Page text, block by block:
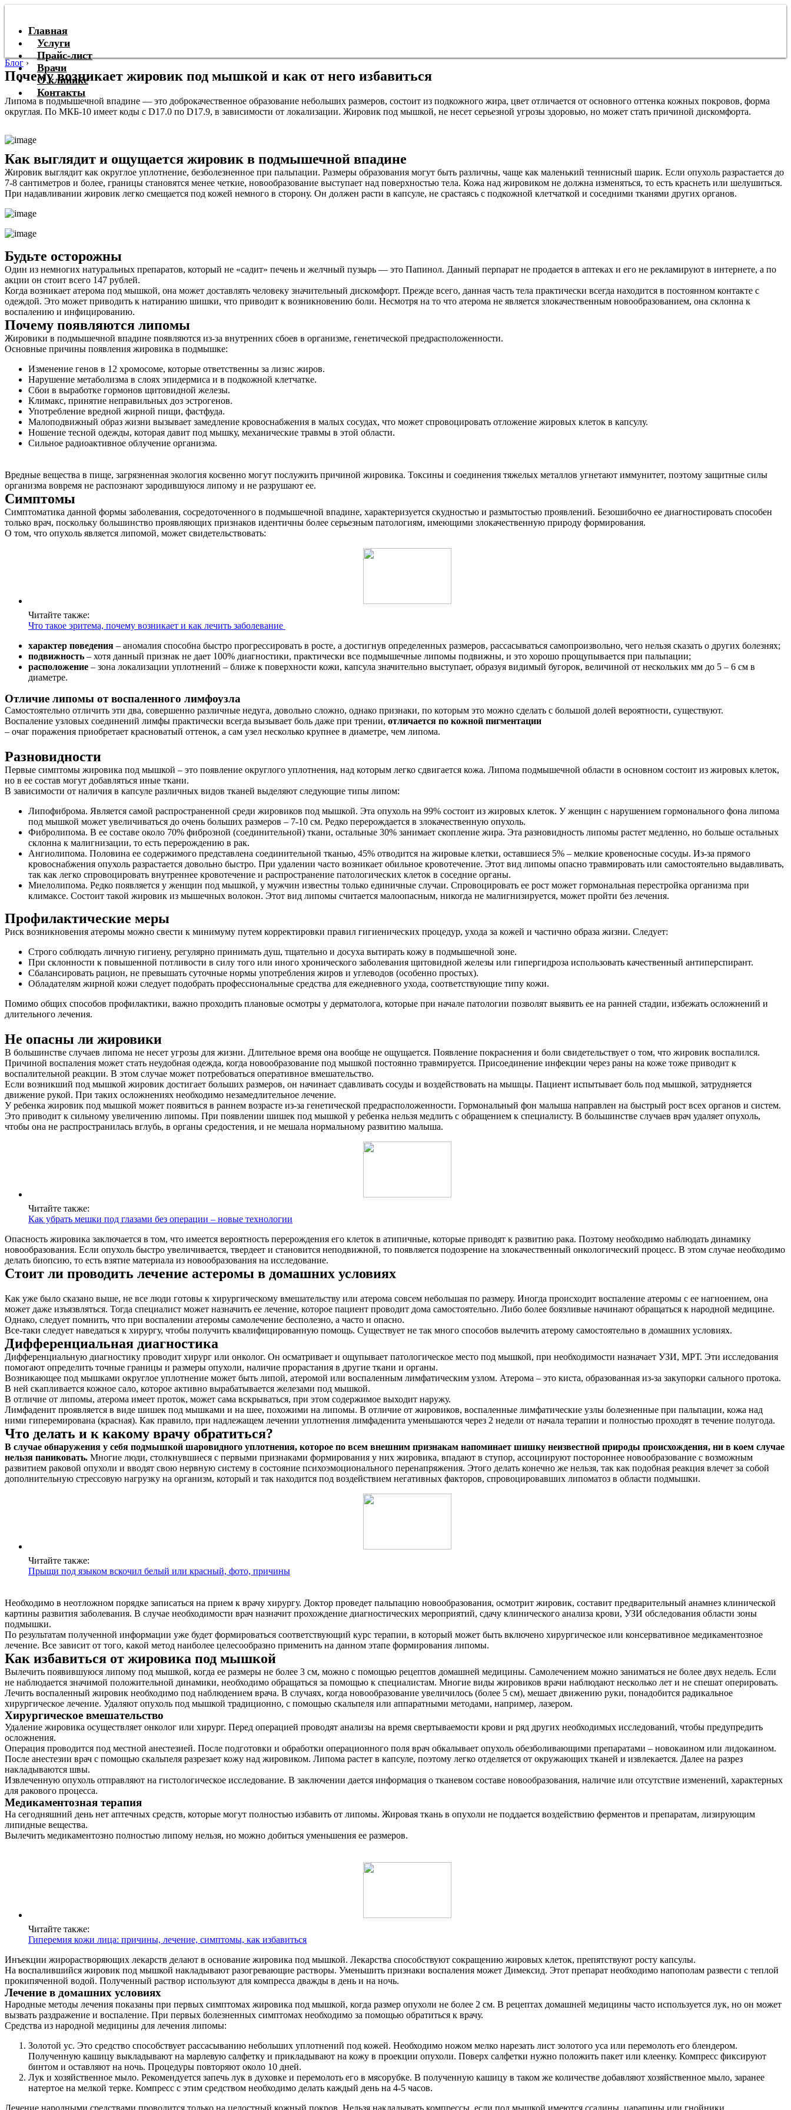
Главная
Услуги
Прайс-лист
Врачи
О клинике
Контакты
Блог ›
Почему возникает жировик под мышкой и как от него избавиться
Липома в подмышечной впадине — это доброкачественное образование небольших размеров, состоит из подкожного жира, цвет отличается от основного оттенка кожных покровов, форма
округлая. По МКБ-10 имеет коды с D17.0 по D17.9, в зависимости от локализации. Жировик под мышкой, не несет серьезной угрозы здоровью, но может стать причиной дискомфорта.
Как выглядит и ощущается жировик в подмышечной впадине
Жировик выглядит как округлое уплотнение, безболезненное при пальпации. Размеры образования могут быть различны, чаще как маленький теннисный шарик. Если опухоль разрастается до
7-8 сантиметров и более, границы становятся менее четкие, новообразование выступает над поверхностью тела. Кожа над жировиком не должна изменяться, то есть краснеть или шелушиться.
При надавливании жировик легко смещается под кожей немного в сторону. Он должен расти в капсуле, не срастаясь с подкожной клетчаткой и соседними тканями других органов.
Будьте осторожны
Один из немногих натуральных препаратов, который не «садит» печень и желчный пузырь — это Папинол. Данный перпарат не продается в аптеках и его не рекламируют в интернете, а по
акции он стоит всего 147 рублей.
Когда возникает атерома под мышкой, она может доставлять человеку значительный дискомфорт. Прежде всего, данная часть тела практически всегда находится в постоянном контакте с
одеждой. Это может приводить к натиранию шишки, что приводит к возникновению боли. Несмотря на то что атерома не является злокачественным новообразованием, она склонна к
воспалению и инфицированию.
Почему появляются липомы
Жировики в подмышечной впадине появляются из-за внутренних сбоев в организме, генетической предрасположенности.
Основные причины появления жировика в подмышке:
Изменение генов в 12 хромосоме, которые ответственны за лизис жиров.
Нарушение метаболизма в слоях эпидермиса и в подкожной клетчатке.
Сбои в выработке гормонов щитовидной железы.
Климакс, принятие неправильных доз эстрогенов.
Употребление вредной жирной пищи, фастфуда.
Малоподвижный образ жизни вызывает замедление кровоснабжения в малых сосудах, что может спровоцировать отложение жировых клеток в капсулу.
Ношение тесной одежды, которая давит под мышку, механические травмы в этой области.
Сильное радиоактивное облучение организма.
Вредные вещества в пище, загрязненная экология косвенно могут послужить причиной жировика. Токсины и соединения тяжелых металлов угнетают иммунитет, поэтому защитные силы
организма вовремя не распознают зародившуюся липому и не разрушают ее.
Симптомы
Симптоматика данной формы заболевания, сосредоточенного в подмышечной впадине, характеризуется скудностью и размытостью проявлений. Безошибочно ее диагностировать способен
только врач, поскольку большинство проявляющих признаков идентичны более серьезным патологиям, имеющими злокачественную природу формирования.
О том, что опухоль является липомой, может свидетельствовать:
Читайте также:
Что такое эритема, почему возникает и как лечить заболевание
характер поведения – аномалия способна быстро прогрессировать в росте, а достигнув определенных размеров, рассасываться самопроизвольно, чего нельзя сказать о других болезнях;
подвижность – хотя данный признак не дает 100% диагностики, практически все подмышечные липомы подвижны, и это хорошо прощупывается при пальпации;
расположение – зона локализации уплотнений – ближе к поверхности кожи, капсула значительно выступает, образуя видимый бугорок, величиной от нескольких мм до 5 – 6 см в
диаметре.
Отличие липомы от воспаленного лимфоузла
Самостоятельно отличить эти два, совершенно различные недуга, довольно сложно, однако признаки, по которым это можно сделать с большой долей вероятности, существуют.
Воспаление узловых соединений лимфы практически всегда вызывает боль даже при трении, отличается по кожной пигментации
– очаг поражения приобретает красноватый оттенок, а сам узел несколько крупнее в диаметре, чем липома.
Разновидности
Первые симптомы жировика под мышкой – это появление округлого уплотнения, над которым легко сдвигается кожа. Липома подмышечной области в основном состоит из жировых клеток,
но в ее состав могут добавляться иные ткани.
В зависимости от наличия в капсуле различных видов тканей выделяют следующие типы липом:
Липофиброма. Является самой распространенной среди жировиков под мышкой. Эта опухоль на 99% состоит из жировых клеток. У женщин с нарушением гормонального фона липома
под мышкой может увеличиваться до очень больших размеров – 7-10 см. Редко перерождается в злокачественную опухоль.
Фибролипома. В ее составе около 70% фиброзной (соединительной) ткани, остальные 30% занимает скопление жира. Эта разновидность липомы растет медленно, но больше остальных
склонна к малигнизации, то есть перерождению в рак.
Ангиолипома. Половина ее содержимого представлена соединительной тканью, 45% отводится на жировые клетки, оставшиеся 5% – мелкие кровеносные сосуды. Из-за прямого
кровоснабжения опухоль разрастается довольно быстро. При удалении часто возникает обильное кровотечение. Этот вид липомы опасно травмировать или самостоятельно выдавливать,
так как легко спровоцировать внутреннее кровотечение и распространение патологических клеток в соседние органы.
Миелолипома. Редко появляется у женщин под мышкой, у мужчин известны только единичные случаи. Спровоцировать ее рост может гормональная перестройка организма при
климаксе. Состоит такой жировик из мышечных волокон. Этот вид липомы считается малоопасным, никогда не малигнизируется, может пройти без лечения.
Профилактические меры
Риск возникновения атеромы можно свести к минимуму путем корректировки правил гигиенических процедур, ухода за кожей и частично образа жизни. Следует:
Строго соблюдать личную гигиену, регулярно принимать душ, тщательно и досуха вытирать кожу в подмышечной зоне.
При склонности к повышенной потливости в силу того или иного хронического заболевания щитовидной железы или гипергидроза использовать качественный антиперспирант.
Сбалансировать рацион, не превышать суточные нормы употребления жиров и углеводов (особенно простых).
Обладателям жирной кожи следует подобрать профессиональные средства для ежедневного ухода, соответствующие типу кожи.
Помимо общих способов профилактики, важно проходить плановые осмотры у дерматолога, которые при начале патологии позволят выявить ее на ранней стадии, избежать осложнений и
длительного лечения.
Не опасны ли жировики
В большинстве случаев липома не несет угрозы для жизни. Длительное время она вообще не ощущается. Появление покраснения и боли свидетельствует о том, что жировик воспалился.
Причиной воспаления может стать неудобная одежда, когда новообразование под мышкой постоянно травмируется. Присоединение инфекции через раны на коже тоже приводит к
воспалительной реакции. В этом случае может потребоваться оперативное вмешательство.
Если возникший под мышкой жировик достигает больших размеров, он начинает сдавливать сосуды и воздействовать на мышцы. Пациент испытывает боль под мышкой, затрудняется
движение рукой. При таких осложнениях необходимо незамедлительное лечение.
У ребенка жировик под мышкой может появиться в раннем возрасте из-за генетической предрасположенности. Гормональный фон малыша направлен на быстрый рост всех органов и систем.
Это приводит к сильному увеличению липомы. При появлении шишек под мышкой у ребенка нельзя медлить с обращением к специалисту. В большинстве случаев врач удаляет опухоль,
чтобы она не распространилась вглубь, в органы средостения, и не мешала нормальному развитию малыша.
Читайте также:
Как убрать мешки под глазами без операции – новые технологии
Опасность жировика заключается в том, что имеется вероятность перерождения его клеток в атипичные, которые приводят к развитию рака. Поэтому необходимо наблюдать динамику
новообразования. Если опухоль быстро увеличивается, твердеет и становится неподвижной, то появляется подозрение на злокачественный онкологический процесс. В этом случае необходимо
делать биопсию, то есть взятие материала из новообразования на исследование.
Стоит ли проводить лечение астеромы в домашних условиях
Как уже было сказано выше, не все люди готовы к хирургическому вмешательству или атерома совсем небольшая по размеру. Иногда происходит воспаление атеромы с ее нагноением, она
может даже изъязвляться. Тогда специалист может назначить ее лечение, которое пациент проводит дома самостоятельно. Либо более боязливые начинают обращаться к народной медицине.
Однако, следует помнить, что при воспалении атеромы самолечение бесполезно, а часто и опасно.
Все-таки следует наведаться к хирургу, чтобы получить квалифицированную помощь. Существует не так много способов вылечить атерому самостоятельно в домашних условиях.
Дифференциальная диагностика
Дифференциальную диагностику проводит хирург или онколог. Он осматривает и ощупывает патологическое место под мышкой, при необходимости назначает УЗИ, МРТ. Эти исследования
помогают определить точные границы и размеры опухоли, наличие прорастания в другие ткани и органы.
Возникающее под мышками округлое уплотнение может быть липой, атеромой или воспаленным лимфатическим узлом. Атерома – это киста, образованная из-за закупорки сального протока.
В ней скапливается кожное сало, которое активно вырабатывается железами под мышкой.
В отличие от липомы, атерома имеет проток, может сама вскрываться, при этом содержимое выходит наружу.
Лимфаденит проявляется в виде шишек под мышками и на шее, похожими на липомы. В отличие от жировиков, воспаленные лимфатические узлы болезненные при пальпации, кожа над
ними гиперемирована (красная). Как правило, при надлежащем лечении уплотнения лимфаденита уменьшаются через 2 недели от начала терапии и полностью проходят в течение полугода.
Что делать и к какому врачу обратиться?
В случае обнаружения у себя подмышкой шаровидного уплотнения, которое по всем внешним признакам напоминает шишку неизвестной природы происхождения, ни в коем случае
нельзя паниковать. Многие люди, столкнувшиеся с первыми признаками формирования у них жировика, впадают в ступор, ассоциируют постороннее новообразование с возможным
развитием раковой опухоли и вводят свою нервную систему в состояние психоэмоционального перенапряжения. Этого делать конечно же нельзя, так как подобная реакция влечет за собой
дополнительную стрессовую нагрузку на организм, который и так находится под воздействием негативных факторов, спровоцировавших липоматоз в области подмышки.
Читайте также:
Прыщи под языком вскочил белый или красный, фото, причины
Необходимо в неотложном порядке записаться на прием к врачу хирургу. Доктор проведет пальпацию новообразования, осмотрит жировик, составит предварительный анамнез клинической
картины развития заболевания. В случае необходимости врач назначит прохождение диагностических мероприятий, сдачу клинического анализа крови, УЗИ обследования области зоны
подмышки.
По результатам полученной информации уже будет формироваться соответствующий курс терапии, в который может быть включено хирургическое или консервативное медикаментозное
лечение. Все зависит от того, какой метод наиболее целесообразно применить на данном этапе формирования липомы.
Как избавиться от жировика под мышкой
Вылечить появившуюся липому под мышкой, когда ее размеры не более 3 см, можно с помощью рецептов домашней медицины. Самолечением можно заниматься не более двух недель. Если
не наблюдается значимой положительной динамики, необходимо обращаться за помощью к специалистам. Многие виды жировиков врачи наблюдают несколько лет и не спешат оперировать.
Лечить воспаленный жировик необходимо под наблюдением врача. В случаях, когда новообразование увеличилось (более 5 см), мешает движению руки, понадобится радикальное
хирургическое лечение. Удаляют опухоль под мышкой традиционно, с помощью скальпеля или аппаратными методами, например, лазером.
Хирургическое вмешательство
Удаление жировика осуществляет онколог или хирург. Перед операцией проводят анализы на время свертываемости крови и ряд других необходимых исследований, чтобы предупредить
осложнения.
Операция проводится под местной анестезией. После подготовки и обработки операционного поля врач обкалывает опухоль обезболивающими препаратами – новокаином или лидокаином.
После анестезии врач с помощью скальпеля разрезает кожу над жировиком. Липома растет в капсуле, поэтому легко отделяется от окружающих тканей и извлекается. Далее на разрез
накладываются швы.
Извлеченную опухоль отправляют на гистологическое исследование. В заключении дается информация о тканевом составе новообразования, наличие или отсутствие изменений, характерных
для ракового процесса.
Медикаментозная терапия
На сегодняшний день нет аптечных средств, которые могут полностью избавить от липомы. Жировая ткань в опухоли не поддается воздействию ферментов и препаратам, лизирующим
липидные вещества.
Вылечить медикаментозно полностью липому нельзя, но можно добиться уменьшения ее размеров.
Читайте также:
Гиперемия кожи лица: причины, лечение, симптомы, как избавиться
Инъекции жирорастворяющих лекарств делают в основание жировика под мышкой. Лекарства способствуют сокращению жировых клеток, препятствуют росту капсулы.
На воспалившийся жировик под мышкой накладывают разогревающие растворы. Уменьшить признаки воспаления может Димексид. Этот препарат необходимо напополам развести с теплой
прокипяченной водой. Полученный раствор используют для компресса дважды в день и на ночь.
Лечение в домашних условиях
Народные методы лечения показаны при первых симптомах жировика под мышкой, когда размер опухоли не более 2 см. В рецептах домашней медицины часто используется лук, но он может
вызвать раздражение и воспаление. При первых болезненных симптомах необходимо за помощью обратиться к врачу.
Средства из народной медицины для лечения липомы:
Золотой ус. Это средство способствует рассасыванию небольших уплотнений под кожей. Необходимо ножом мелко нарезать лист золотого уса или перемолоть его блендером.
Полученную кашицу выкладывают на марлевую салфетку и прикладывают на кожу в проекции опухоли. Поверх салфетки нужно положить пакет или клеенку. Компресс фиксируют
бинтом и оставляют на ночь. Процедуры повторяют около 10 дней.
Лук и хозяйственное мыло. Рекомендуется запечь лук в духовке и перемолоть его в мясорубке. В полученную кашицу в таком же количестве добавляют хозяйственное мыло, заранее
натертое на мелкой терке. Компресс с этим средством необходимо делать каждый день на 4-5 часов.
Лечение народными средствами проводится только на целостный кожный покров. Нельзя накладывать компрессы, если под мышкой имеются ссадины, царапины или гнойники.